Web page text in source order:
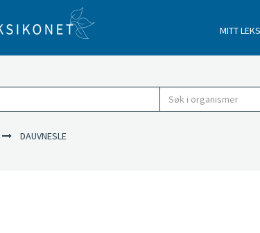
MITT
DAUVNESLE